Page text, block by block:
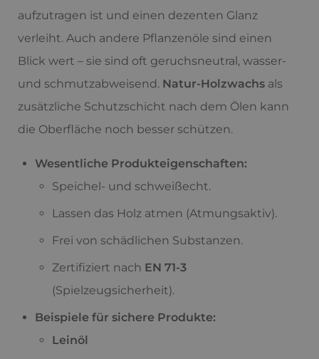
aufzutragen ist und einen dezenten Glanz
verleiht. Auch andere Pflanzenöle sind einen
Blick wert – sie sind oft geruchsneutral, wasser-
und schmutzabweisend. Natur-Holzwachs als
zusätzliche Schutzschicht nach dem Ölen kann
die Oberfläche noch besser schützen.
Wesentliche Produkteigenschaften:
Speichel- und schweißecht.
Lassen das Holz atmen (Atmungsaktiv).
Frei von schädlichen Substanzen.
Zertifiziert nach EN 71-3
(Spielzeugsicherheit).
Beispiele für sichere Produkte:
Leinöl